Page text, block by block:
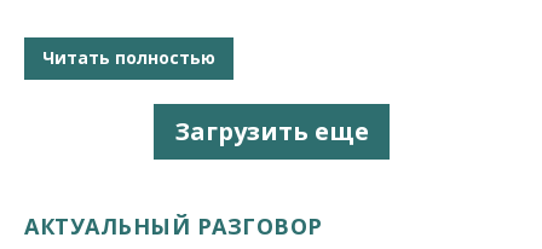
Читать полностью
Загрузить еще
АКТУАЛЬНЫЙ РАЗГОВОР